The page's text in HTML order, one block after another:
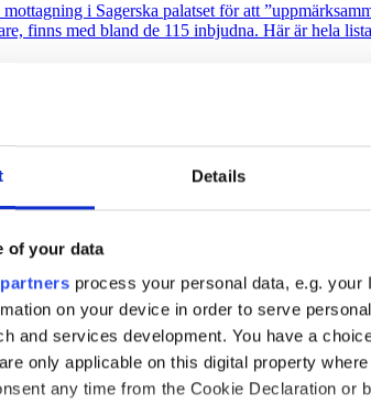
Details
of your data
process your personal data, e.g.
on your device in order to serve
and services development. You have a
only applicable on this digital property
any time from the Cookie Declaration or
i Sagerska palatset för att
finns med bland de 115 inbjudna. Här är hela
samtal i programmet. Programledare är
hårdare auktoritet”
i Almedalen via sin proprietära